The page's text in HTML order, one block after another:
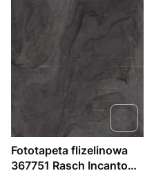
Fototapeta flizelinowa
367751 Rasch Incanto